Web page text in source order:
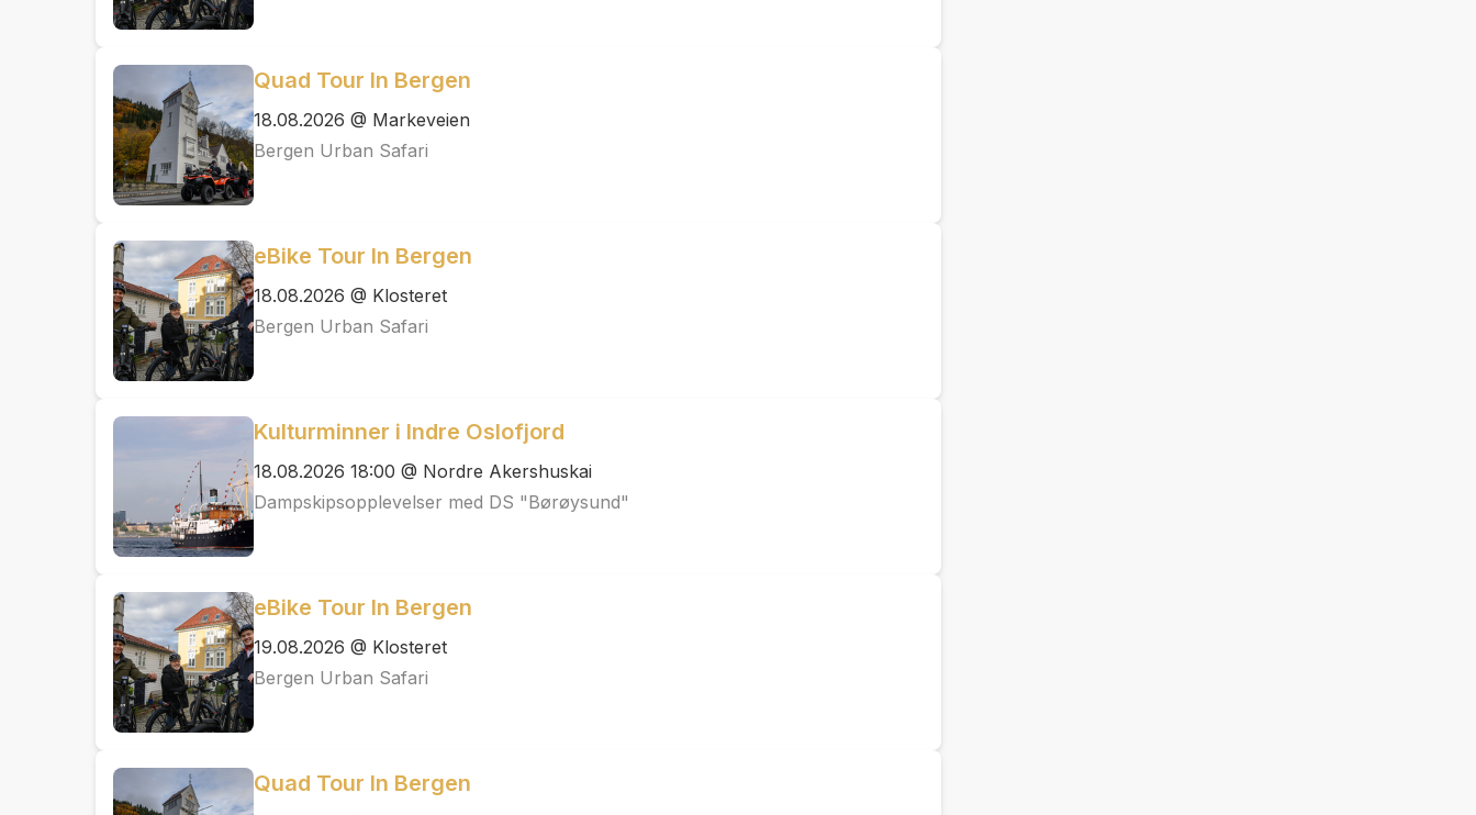
Quad Tour In Bergen
18.08.2026 @ Markeveien
Bergen Urban Safari
eBike Tour In Bergen
18.08.2026 @ Klosteret
Bergen Urban Safari
Kulturminner i Indre Oslofjord
18.08.2026 18:00 @ Nordre Akershuskai
Dampskipsopplevelser med DS "Børøysund"
eBike Tour In Bergen
19.08.2026 @ Klosteret
Bergen Urban Safari
Quad Tour In Bergen